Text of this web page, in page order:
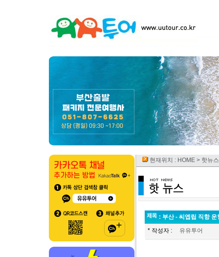
현재위치 : HOME > 핫뉴스
: 부산 - 씨엡립 직항 운
* 작성자 :
유유투어